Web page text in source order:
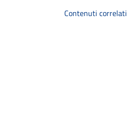
Contenuti correlati